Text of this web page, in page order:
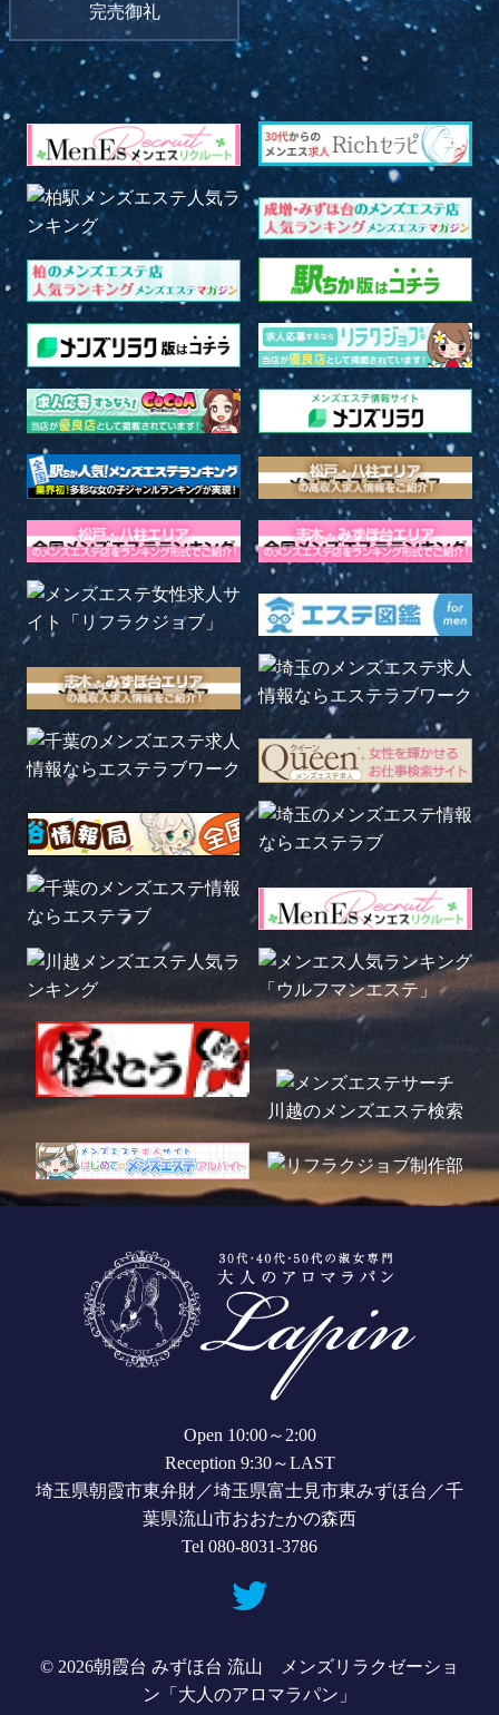
完売御礼
川越のメンズエステ検索
Open 10:00～2:00
Reception 9:30～LAST
埼玉県朝霞市東弁財／埼玉県富士見市東みずほ台／千
葉県流山市おおたかの森西
Tel 080-8031-3786
© 2026朝霞台 みずほ台 流山 メンズリラクゼーショ
ン「大人のアロマラパン」